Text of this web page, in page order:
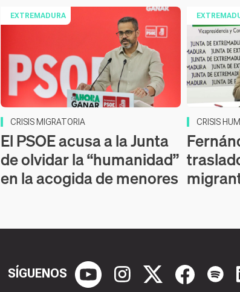
EXTREMADURA
CRISIS MIGRATORIA
El PSOE acusa a la Junta
de olvidar la “humanidad”
en la acogida de menores
CRISIS
SÍGUENOS